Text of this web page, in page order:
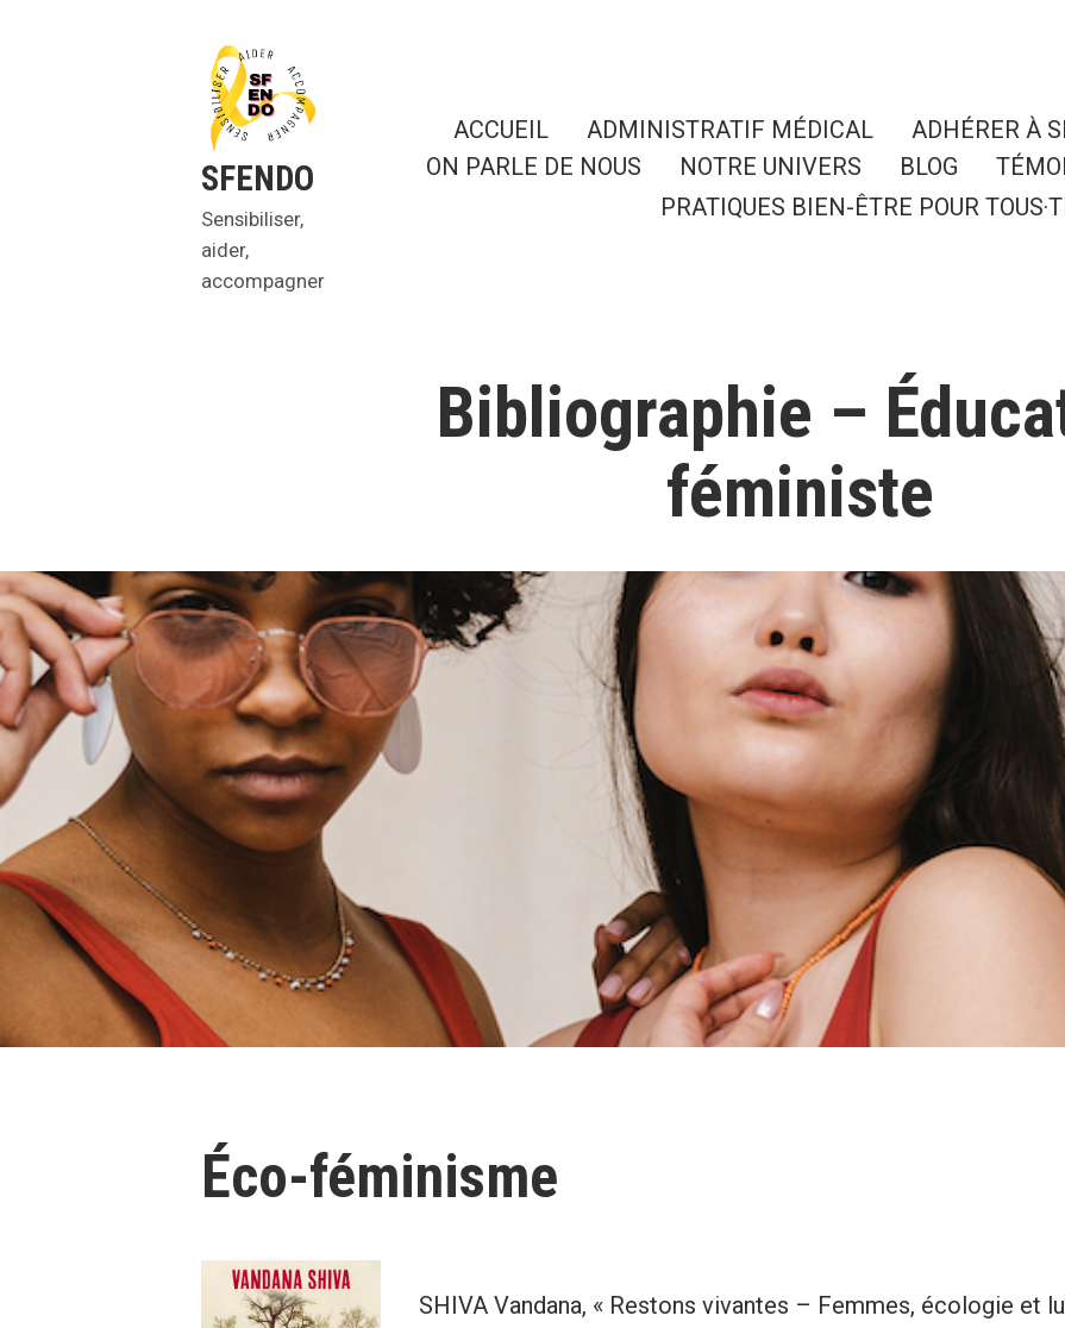
SFENDO
Sensibiliser,
aider,
accompagner
ACCUEIL ADMINISTRATIF MÉDICAL ADHÉRER À
ON PARLE DE NOUS
NOTRE UNIVERS BLOG
PRATIQUES BIEN-ÊTRE POUR
Bibliographie –
féministe
Éco-féminisme
SHIVA Vandana, « Restons vivantes – Femmes, écologie et